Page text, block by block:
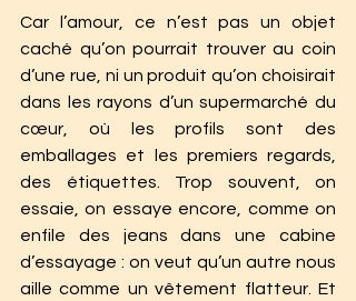
Car l’amour, ce n’est pas un objet
caché qu’on pourrait trouver au coin
d’une rue, ni un produit qu’on choisirait
dans les rayons d’un supermarché du
cœur, où les profils sont des
emballages et les premiers regards,
des étiquettes. Trop souvent, on
essaie, on essaye encore, comme on
enfile des jeans dans une cabine
d’essayage : on veut qu’un autre nous
aille comme un vêtement flatteur. Et